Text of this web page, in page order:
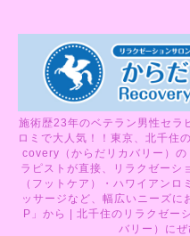
施術歴23年のベテラン男性セラ
ロミで大人気！！東京、北千住
covery（からだリカバリー）
ラピストが直接、リラクゼーシ
（フットケア）・ハワイアン
ッサージなど、幅広いニーズに
P」から | 北千住のリラクゼー
バリー）にぜ